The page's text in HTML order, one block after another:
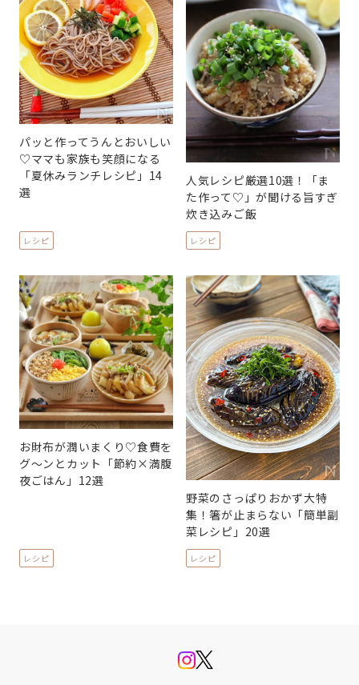
パッと作ってうんとおいしい
♡ママも家族も笑顔になる
「夏休みランチレシピ」14
選
レシピ
人気レシピ厳選10選！「ま
た作って♡」が聞ける旨すぎ
炊き込みご飯
レシピ
お財布が潤いまくり♡食費を
グ〜ンとカット「節約×満腹
夜ごはん」12選
レシピ
野菜のさっぱりおかず大特
集！箸が止まらない「簡単副
菜レシピ」20選
レシピ